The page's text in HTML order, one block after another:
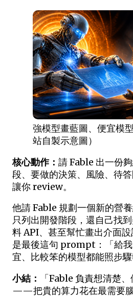
強模型畫藍圖、便宜模
站自製示意圖）
核心動作： 請 Fable 出一份
段、要做的決策、風險、待
讓你 review。
他請 Fable 規劃一個新的營
只列出開發階段，還自己找
料 API、甚至幫忙畫出介面
是最後這句 prompt：「給
宜、比較笨的模型都能照步驟
小結：
「Fable 負責想清楚
——把貴的算力花在最需要腦